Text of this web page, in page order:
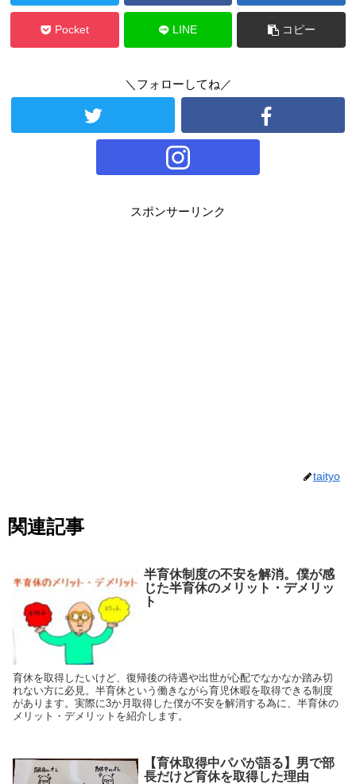
Pocket LINE コピー
＼フォローしてね／
スポンサーリンク
taityo
関連記事
半育休制度の不安を解消。僕が感
じた半育休のメリット・デメリッ
ト
育休を取得したいけど、復帰後の待遇や出世が心配でなかなか踏み切
れない方に必見。半育休という働きながら育児休暇を取得できる制度
があります。実際に3か月取得した僕が不安を解消する為に、半育休の
メリット・デメリットを紹介します。
【育休取得中パパが語る】男で部
長だけど育休を取得した理由